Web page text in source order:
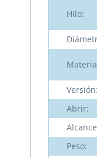
Hilo:
Versión:
Abrir:
Peso: